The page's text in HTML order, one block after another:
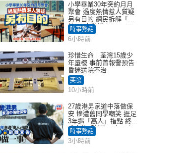
小學畢業30年突約月月
聚會 過度熱情惹人質疑
另有目的 網民拆解「扮
熟」4大動機｜Juicy叮
時事熱話
6小時前
珍惜生命｜荃灣15歲少
年墮樓 事前曾報警預告
昏迷送院不治
突發
10小時前
27歲港男家道中落做保
安 慘遭舊同學嘲笑 捱足
3年遇「高人」指點 終辭
職宣告「轉做一事」｜
Juicy叮
時事熱話
3小時前